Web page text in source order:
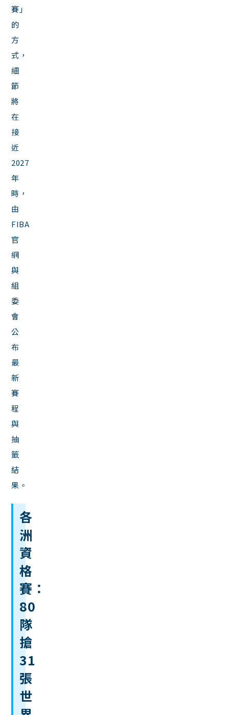
賽」
的
方
式，
細
節
將
在
接
近
2027
年
時，
由
FIBA
官
網
與
組
委
會
公
布
最
新
賽
程
與
抽
籤
結
果。
各
洲
資
格
賽：
80
隊
搶
31
張
世